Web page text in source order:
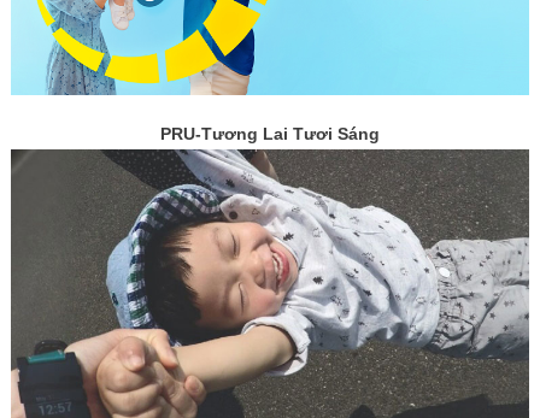
PRU-Tương Lai Tươi Sáng